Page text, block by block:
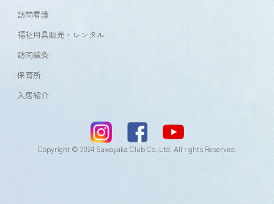
訪問看護
福祉用具販売・レンタル
訪問鍼灸
保育所
入居紹介
Copyright © 2024 Sawayaka Club Co.,Ltd. All rights Reserved.